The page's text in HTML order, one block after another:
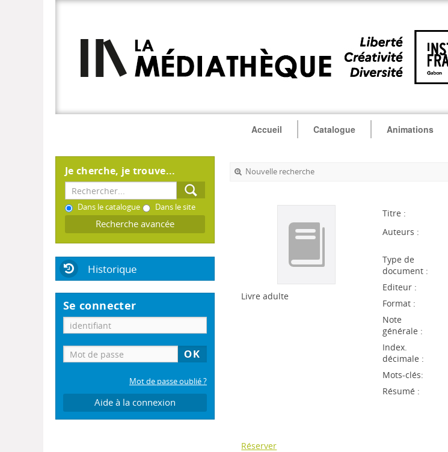
Accueil Catalogue Animations
Je cherche, je trouve...
Dans le catalogue Dans le site
Recherche avancée
Historique
Se connecter
Mot de passe oublié ?
Aide à la connexion
Nouvelle recherche
Livre adulte
Titre :
Auteurs :
Type de
document :
Editeur :
Format :
Note
générale :
Index.
décimale :
Mots-clés:
Résumé :
Réserver